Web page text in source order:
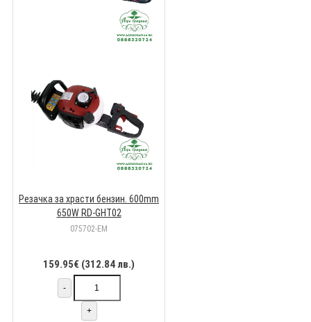
Резачка за храсти бензин. 600mm
650W RD-GHT02
075702-EM
159.95€ (312.84 лв.)
-
+